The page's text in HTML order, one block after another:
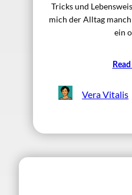
Tricks und
mich der Alltag
ein
Vera Vitalis